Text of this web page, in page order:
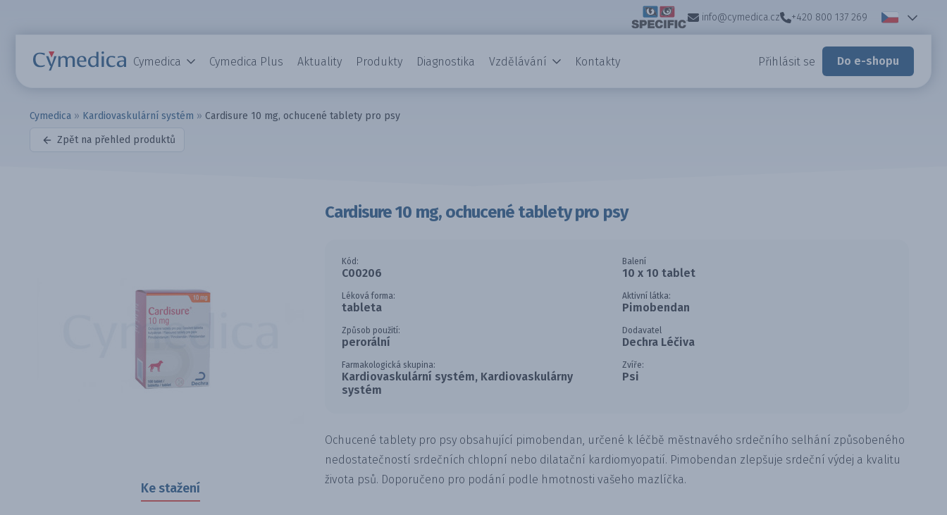
info@cymedica.cz +420 800 137 269
Cymedica Cymedica Plus Aktuality Produkty Diagnostika Vzdělávání Kontakty Přihlásit se Do e-shopu
Cymedica » Kardiovaskulární systém » Cardisure 10 mg, ochucené tablety pro psy
Zpět na přehled produktů
Ke stažení
Cardisure 10 mg, ochucené tablety pro psy
Kód:
C00206
Balení
10 x 10 tablet
Léková forma:
tableta
Aktivní látka:
Pimobendan
Způsob použití:
perorální
Dodavatel
Dechra Léčiva
Farmakologická skupina:
Kardiovaskulární systém, Kardiovaskulárny
systém
Zvíře:
Psi
Ochucené tablety pro psy obsahující pimobendan, určené k léčbě městnavého srdečního selhání způsobeného
nedostatečností srdečních chlopní nebo dilatační kardiomyopatií. Pimobendan zlepšuje srdeční výdej a kvalitu
života psů. Doporučeno pro podání podle hmotnosti vašeho mazlíčka.